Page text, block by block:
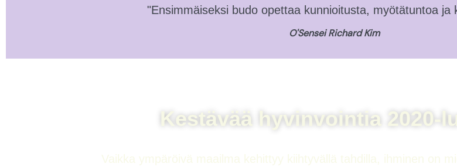
"Ensimmäiseksi budo opettaa kunnioitusta, myötätuntoa ja
O'Sensei Richard Kim
Kestävää hyvinvointia 2020-
Vaikka ympäröivä maailma kehittyy kiihtyvällä tahdilla, ihminen on